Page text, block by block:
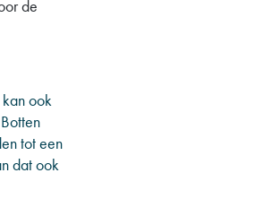
de
ook
tot een
dat ook